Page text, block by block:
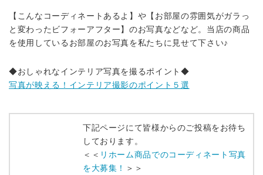
【こんなコーディネートあるよ】や【お部屋の雰囲気がガラっ
と変わったビフォーアフター】のお写真などなど。当店の商品
を使用しているお部屋のお写真を私たちに見せて下さい♪
◆おしゃれなインテリア写真を撮るポイント◆
写真が映える！インテリア撮影のポイント５選
下記ページにて皆様からのご投稿をお待ち
しております。
＜＜ リホーム商品でのコーディネート写真
を大募集！
＞＞